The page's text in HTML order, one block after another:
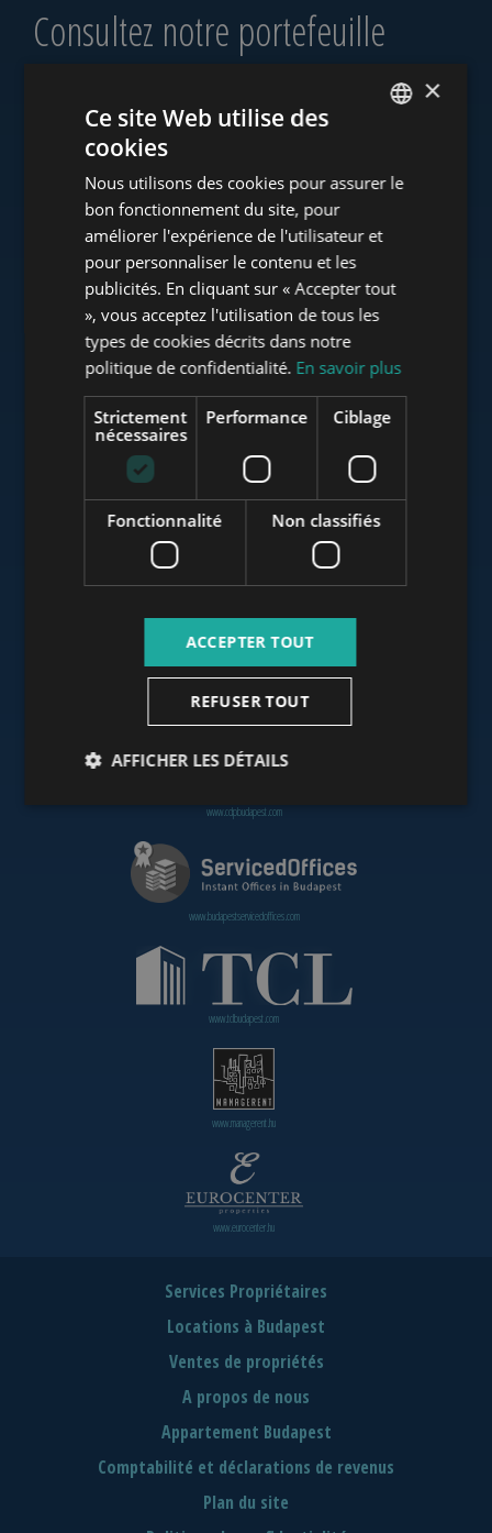
Consultez notre portefeuille
www.towerassistance.com
www.mybudapesthome.com
www.budapestluxuryapartments.hu
www.budapestoffices.net
www.cdpbudapest.com
www.budapestservicedoffices.com
www.tclbudapest.com
www.managerent.hu
www.eurocenter.hu
Services Propriétaires
Locations à Budapest
Ventes de propriétés
A propos de nous
Appartement Budapest
Comptabilité et déclarations de revenus
Plan du site
HUNGARIAN
FRENCH
ITALIAN
RUSSIAN
ARABIC
×
Ce site Web utilise des
cookies
Nous utilisons des cookies pour assurer le
bon fonctionnement du site, pour
améliorer l'expérience de l'utilisateur et
pour personnaliser le contenu et les
publicités. En cliquant sur « Accepter tout
», vous acceptez l'utilisation de tous les
types de cookies décrits dans notre
politique de confidentialité. En savoir plus
Strictement
nécessaires
Performance Ciblage
Fonctionnalité Non classifiés
ACCEPTER TOUT
REFUSER TOUT
AFFICHER LES DÉTAILS